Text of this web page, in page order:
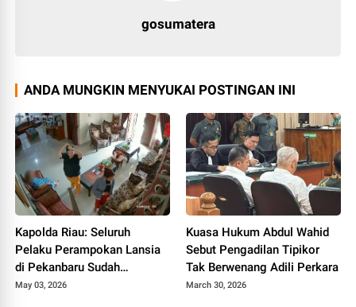
gosumatera
ANDA MUNGKIN MENYUKAI POSTINGAN INI
Kapolda Riau: Seluruh
Pelaku Perampokan Lansia
di Pekanbaru Sudah
Ditangkap
May 03, 2026
Kuasa Hukum Abdul Wahid
Sebut Pengadilan Tipikor
Tak Berwenang Adili Perkara
March 30, 2026